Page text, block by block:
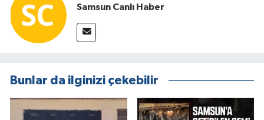
Samsun Canlı Haber
Bunlar da ilginizi çekebilir